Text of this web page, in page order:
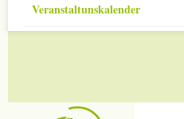
Veranstaltunskalender